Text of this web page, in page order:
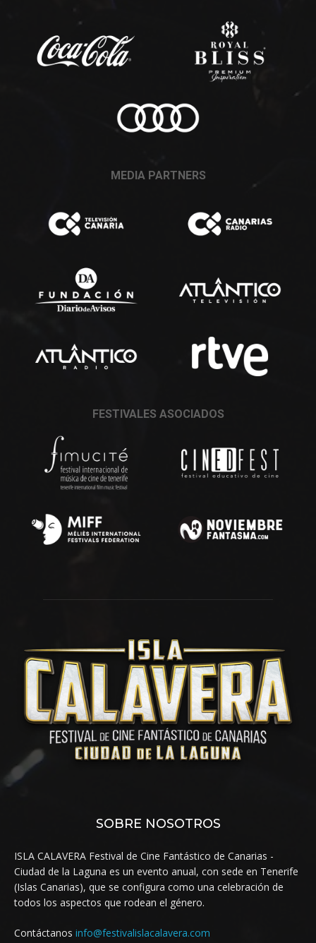
MEDIA PARTNERS
FESTIVALES ASOCIADOS
SOBRE NOSOTROS
ISLA CALAVERA Festival de Cine Fantástico de Canarias -
Ciudad de la Laguna es un evento anual, con sede en Tenerife
(Islas Canarias), que se configura como una celebración de
todos los aspectos que rodean el género.
Contáctanos info@festivalislacalavera.com